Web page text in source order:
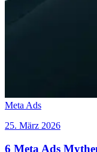
Meta Ads
25. März 2026
6 Meta Ads